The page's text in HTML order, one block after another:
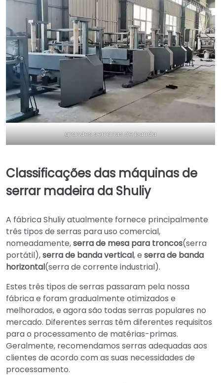
grandes serrarias de banda
Classificações das máquinas de
serrar madeira da Shuliy
A fábrica Shuliy atualmente fornece principalmente
três tipos de serras para uso comercial,
nomeadamente,serra de mesa para troncos(serra
portátil),serra de banda vertical, e serra de banda
horizontal(serra de corrente industrial).
Estes três tipos de serras passaram pela nossa
fábrica e foram gradualmente otimizados e
melhorados, e agora são todas serras populares no
mercado. Diferentes serras têm diferentes requisitos
para o processamento de matérias-primas.
Geralmente, recomendamos serras adequadas aos
clientes de acordo com as suas necessidades de
processamento.